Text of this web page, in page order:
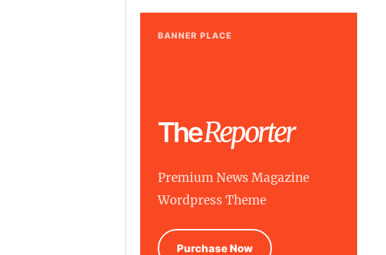
BANNER PLACE
Premium News Magazine
Wordpress Theme
Purchase Now